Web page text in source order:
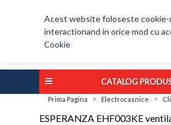
Acest website foloseste cookie-
interactionand in orice mod cu
Cookie
CATALOG
Prima Pagina > Electrocasnice >
ESPERANZA EHF003KE